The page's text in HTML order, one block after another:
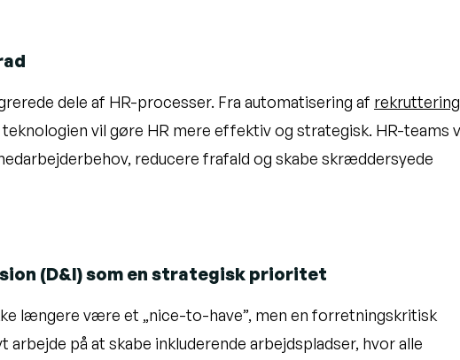
dele af HR-processer. Fra automatisering af rekruttering
vil gøre HR mere effektiv og strategisk. HR-teams
reducere frafald og skabe skræddersyede
(D&I) som en strategisk prioritet
længere være et „nice-to-have”, men en forretningskritisk
på at skabe inkluderende arbejdspladser, hvor alle